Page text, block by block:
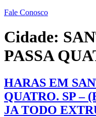
Fale Conosco
Cidade:
PASSA
HARAS EM
QUATRO. SP –
JA TODO